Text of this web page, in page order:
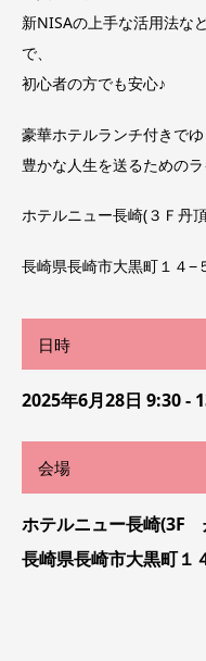
新NISAの上手な活用法な
で、
初心者の方でも安心♪
豪華ホテルランチ付きで
豊かな人生を送るための
ホテルニュー長崎(３Ｆ丹
長崎県長崎市大黒町１４−
日時
2025年6月28日 9:30 -
会場
ホテルニュー長崎(3F
長崎県長崎市大黒町１